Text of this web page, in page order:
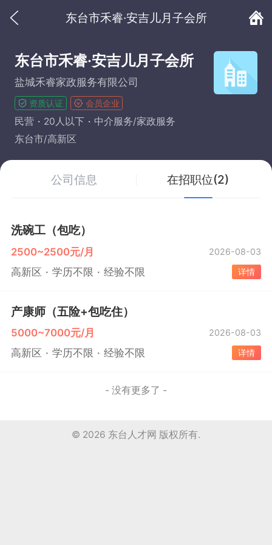
东台市禾睿·安吉儿月子会所
东台市禾睿·安吉儿月子会所
盐城禾睿家政服务有限公司
资质认证 会员企业
民营 20人以下
中介服务/家政服务
东台市/高新区
公司信息 在招职位(2)
洗碗工（包吃）
2500~2500元/月 2026-08-03
高新区 学历不限 经验不限 详情
产康师（五险+包吃住）
5000~7000元/月 2026-08-03
高新区 学历不限 经验不限 详情
- 没有更多了 -
© 2026 东台人才网 版权所有.